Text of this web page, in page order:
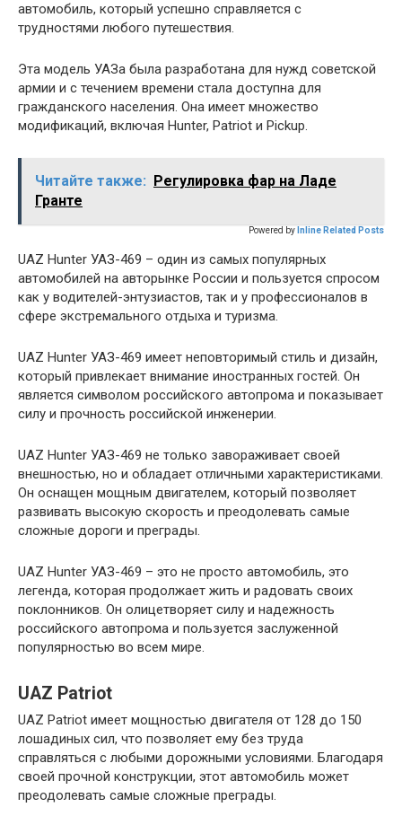
автомобиль, который успешно справляется с
трудностями любого путешествия.
Эта модель УАЗа была разработана для нужд советской
армии и с течением времени стала доступна для
гражданского населения. Она имеет множество
модификаций, включая Hunter, Patriot и Pickup.
Читайте также:
Регулировка фар на Ладе
Гранте
Powered by Inline Related Posts
UAZ Hunter УАЗ-469 – один из самых популярных
автомобилей на авторынке России и пользуется спросом
как у водителей-энтузиастов, так и у профессионалов в
сфере экстремального отдыха и туризма.
UAZ Hunter УАЗ-469 имеет неповторимый стиль и дизайн,
который привлекает внимание иностранных гостей. Он
является символом российского автопрома и показывает
силу и прочность российской инженерии.
UAZ Hunter УАЗ-469 не только завораживает своей
внешностью, но и обладает отличными характеристиками.
Он оснащен мощным двигателем, который позволяет
развивать высокую скорость и преодолевать самые
сложные дороги и преграды.
UAZ Hunter УАЗ-469 – это не просто автомобиль, это
легенда, которая продолжает жить и радовать своих
поклонников. Он олицетворяет силу и надежность
российского автопрома и пользуется заслуженной
популярностью во всем мире.
UAZ Patriot
UAZ Patriot имеет мощностью двигателя от 128 до 150
лошадиных сил, что позволяет ему без труда
справляться с любыми дорожными условиями. Благодаря
своей прочной конструкции, этот автомобиль может
преодолевать самые сложные преграды.